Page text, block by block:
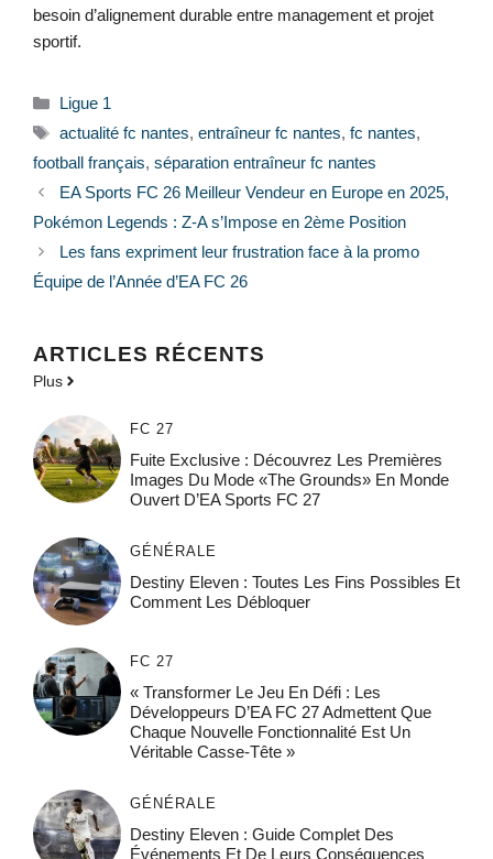
besoin d’alignement durable entre management et projet
sportif.
Catégories
Ligue 1
Étiquettes
actualité fc nantes, entraîneur fc nantes, fc nantes,
football français, séparation entraîneur fc nantes
EA Sports FC 26 Meilleur Vendeur en Europe en 2025,
Pokémon Legends : Z‑A s’Impose en 2ème Position
Les fans expriment leur frustration face à la promo
Équipe de l’Année d’EA FC 26
ARTICLES RÉCENTS
Plus
FC 27
Fuite Exclusive : Découvrez Les Premières
Images Du Mode «The Grounds» En Monde
Ouvert D’EA Sports FC 27
GÉNÉRALE
Destiny Eleven : Toutes Les Fins Possibles Et
Comment Les Débloquer
FC 27
« Transformer Le Jeu En Défi : Les
Développeurs D’EA FC 27 Admettent Que
Chaque Nouvelle Fonctionnalité Est Un
Véritable Casse-Tête »
GÉNÉRALE
Destiny Eleven : Guide Complet Des
Événements Et De Leurs Conséquences